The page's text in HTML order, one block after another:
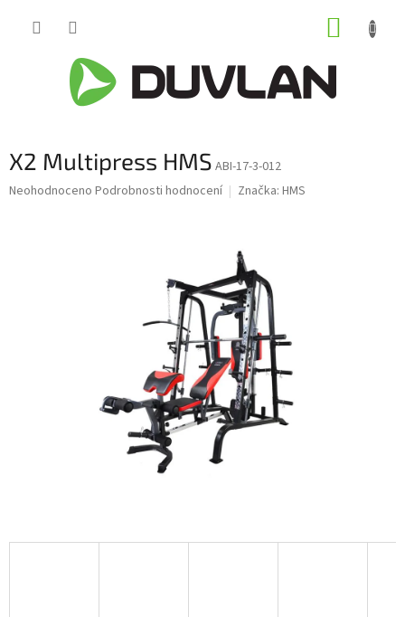
X2 Multipress HMS ABI-17-3-012
Průměrné
Neohodnoceno Podrobnosti hodnocení Značka: HMS